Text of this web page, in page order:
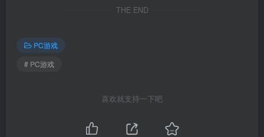
THE END
PC游戏
# PC游戏
喜欢就支持一下吧